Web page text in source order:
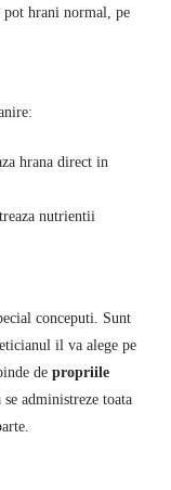
pot hrani normal, pe
hrana direct in
nutrientii
conceputi. Sunt
il va alege pe
de propriile
administreze toata